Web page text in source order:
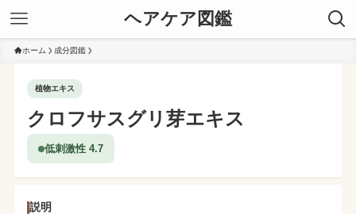
ヘアケア図鑑
ホーム 成分図鑑
植物エキス
クロフサスグリ芽エキス
低刺激性 4.7
説明